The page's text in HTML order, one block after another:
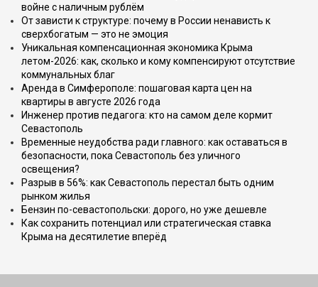
войне с наличным рублём
От зависти к структуре: почему в России ненависть к
сверхбогатым — это не эмоция
Уникальная компенсационная экономика Крыма
летом-2026: как, сколько и кому компенсируют отсутствие
коммунальных благ
Аренда в Симферополе: пошаговая карта цен на
квартиры в августе 2026 года
Инженер против педагога: кто на самом деле кормит
Севастополь
Временные неудобства ради главного: как оставаться в
безопасности, пока Севастополь без уличного
освещения?
Разрыв в 56%: как Севастополь перестал быть одним
рынком жилья
Бензин по-севастопольски: дорого, но уже дешевле
Как сохранить потенциал или стратегическая ставка
Крыма на десятилетие вперёд